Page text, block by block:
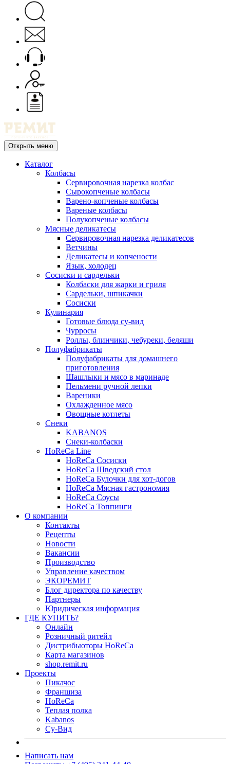
Открыть меню
Каталог
Колбасы
Сервировочная нарезка колбас
Сырокопченые колбасы
Варено-копченые колбасы
Вареные колбасы
Полукопченые колбасы
Мясные деликатесы
Сервировочная нарезка деликатесов
Ветчины
Деликатесы и копчености
Язык, холодец
Сосиски и сардельки
Колбаски для жарки и гриля
Сардельки, шпикачки
Сосиски
Кулинария
Готовые блюда су-вид
Чурросы
Роллы, блинчики, чебуреки, беляши
Полуфабрикаты
Полуфабрикаты для домашнего
приготовления
Шашлыки и мясо в маринаде
Пельмени ручной лепки
Вареники
Охлажденное мясо
Овощные котлеты
Снеки
KABANOS
Снеки-колбаски
HoReCa Line
HoReCa Сосиски
HoReCa Шведский стол
HoReCa Булочки для хот-догов
HoReCa Мясная гастрономия
HoReCa Соусы
HoReCa Топпинги
О компании
Контакты
Рецепты
Новости
Вакансии
Производство
Управление качеством
ЭКОРЕМИТ
Блог директора по качеству
Партнеры
Юридическая информация
ГДЕ КУПИТЬ?
Онлайн
Розничный ритейл
Дистрибьюторы HoReCa
Карта магазинов
shop.remit.ru
Проекты
Пикачос
Франшиза
HoReCa
Теплая полка
Kabanos
Су-Вид
Написать нам